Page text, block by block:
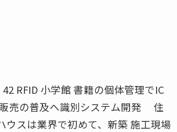
RFID 小学館 書籍の個体管理でIC
売の普及へ識別システム開発 住
ウスは業界で初めて、新築 施工現場